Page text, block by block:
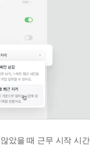
았을 때 근무 시작 시간